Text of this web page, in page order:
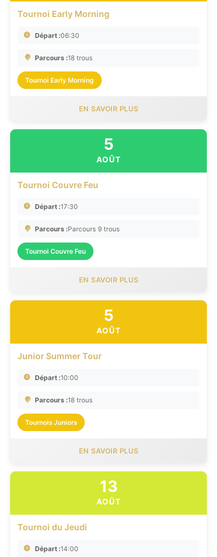
Tournoi Early Morning
Départ :06:30
Parcours :18 trous
Tournoi Early Morning
EN SAVOIR PLUS
5
AOÛT
Tournoi Couvre Feu
Départ :17:30
Parcours :Parcours 9 trous
Tournoi Couvre Feu
EN SAVOIR PLUS
5
AOÛT
Junior Summer Tour
Départ :10:00
Parcours :18 trous
Tournois Juniors
EN SAVOIR PLUS
13
AOÛT
Tournoi du Jeudi
Départ :14:00